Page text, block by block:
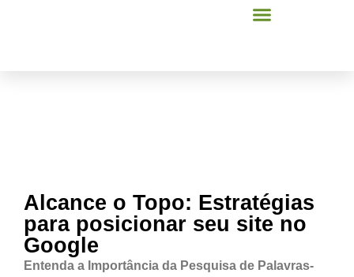
Alcance o Topo: Estratégias
para posicionar seu site no
Google
Entenda a Importância da Pesquisa de Palavras-